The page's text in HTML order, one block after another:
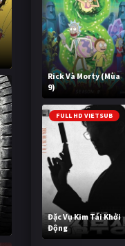
Rick Và Morty (Mùa
9)
3,000,269 lượt xem
FULL HD VIETSUB
Đặc Vụ Kim Tái Khởi
Động
599,548 lượt xem